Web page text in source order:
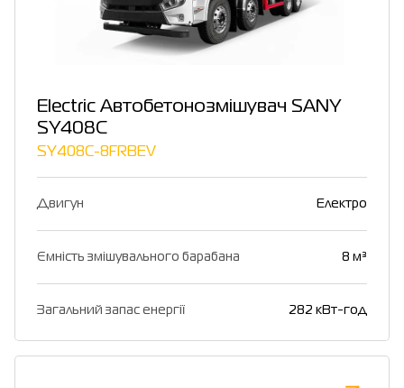
Electric Автобетонозмішувач SANY
SY408C
SY408C-8FRBEV
Двигун Електро
Ємність змішувального барабана 8 м³
Загальний запас енергії 282 кВт-год